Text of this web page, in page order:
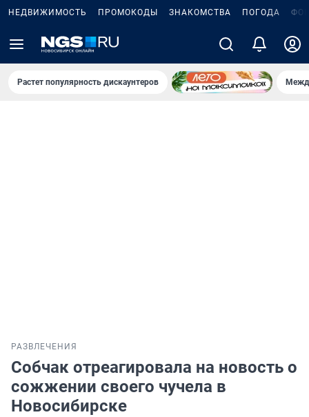
НЕДВИЖИМОСТЬ ПРОМОКОДЫ ЗНАКОМСТВА ПОГОДА
Растет популярность дискаунтеров
РАЗВЛЕЧЕНИЯ
Собчак отреагировала на новость о
сожжении своего чучела в
Новосибирске